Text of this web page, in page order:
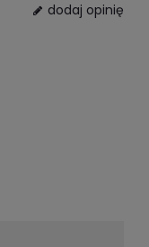
dodaj opinię
płatności